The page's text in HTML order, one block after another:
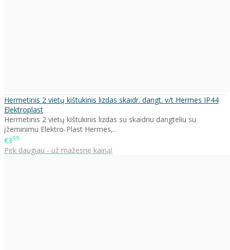
Hermetinis 2 vietų kištukinis lizdas skaidr. dangt. v/t Hermes IP44
Elektroplast
Hermetinis 2 vietų kištukinis lizdas su skaidriu dangteliu su
įžeminimu Elektro-Plast Hermes,..
€399
Pirk daugiau - už mažesnę kainą!